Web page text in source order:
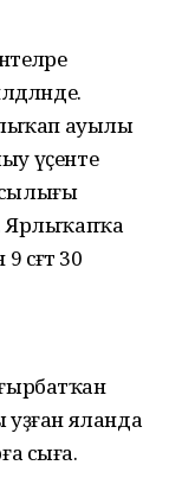
ауылы
үҫенте
Ярлыҡапҡа
30
уҙған яланда
сыға.